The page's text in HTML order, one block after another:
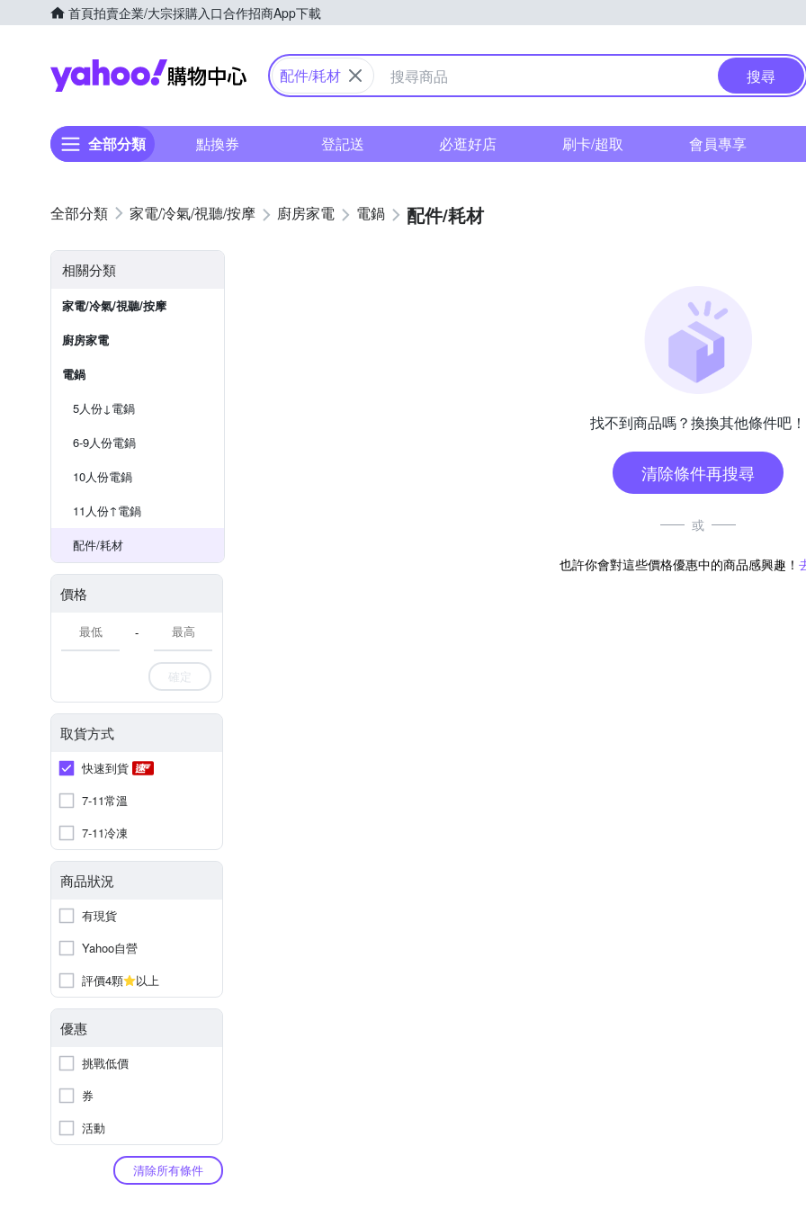
首頁拍賣企業/大宗採購入口合作招商App下載
Yahoo購物中心
配件/耗材 搜尋
全部分類 點換券 登記送 必逛好店 刷卡/超取 會員專享
家電/冷氣/視聽/按摩 廚房家電 電鍋 配件/耗材
相關分類
家電/冷氣/視聽/按摩
廚房家電
電鍋
5人份↓電鍋
6-9人份電鍋
10人份電鍋
11人份↑電鍋
配件/耗材
價格
-
確定
取貨方式
快速到貨
7-11常溫
7-11冷凍
商品狀況
有現貨
Yahoo自營
評價4顆
以上
優惠
挑戰低價
券
活動
清除所有條件
找不到商品嗎？換換其他條件吧！
清除條件再搜尋
或
也許你會對這些價格優惠中的商品感興趣！